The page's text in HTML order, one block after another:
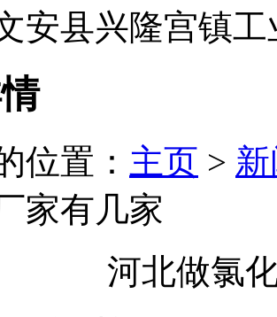
安县兴隆宫镇工
位置： 主页 >
家有几家
河北做氯